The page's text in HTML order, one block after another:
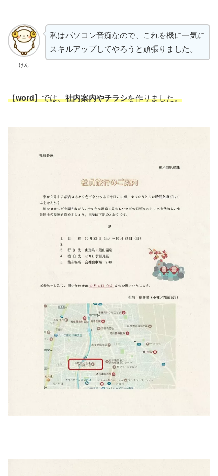
けん
私はパソコン音痴なので、これを機に一気に
スキルアップしてやろうと頑張りました。
【word】では、社内案内やチラシを作りました。